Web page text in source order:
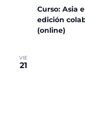
Curso: Asia
edición
(online)
VIE
21